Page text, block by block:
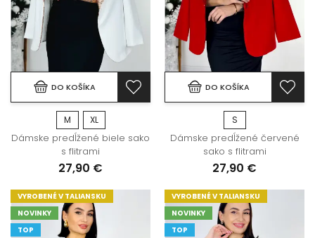
DO KOŠÍKA
M XL
Dámske predĺžené biele sako
s flitrami
27,90 €
DO KOŠÍKA
S
Dámske predĺžené červené
sako s flitrami
27,90 €
VYROBENÉ V TALIANSKU
NOVINKY
TOP
VYROBENÉ V TALIANSKU
NOVINKY
TOP